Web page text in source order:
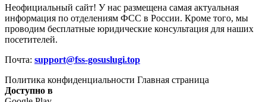
Неофициальный сайт! У нас размещена самая актуальная
информация по отделениям ФСС в России. Кроме того, мы
проводим бесплатные юридические консультация для наших
посетителей.
Почта: support@fss-gosuslugi.top
Политика конфиденциальности Главная страница
Доступно в